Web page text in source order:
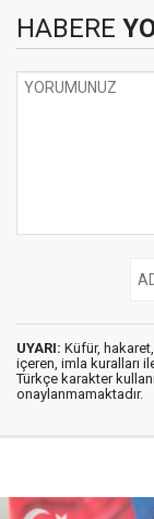
HABERE
UYARI: Küfür,
içeren, imla kuralları
Türkçe karakter
onaylanmamaktadır.